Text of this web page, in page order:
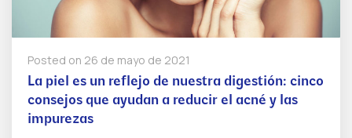
Posted on 26 de mayo de 2021
La piel es un reflejo de nuestra digestión: cinco
consejos que ayudan a reducir el acné y las
impurezas